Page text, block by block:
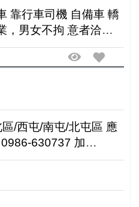
靠行車司機 自備車 轎
，男女不拘 意者洽
年街33號
/西屯/南屯/北屯區 應
630737 加